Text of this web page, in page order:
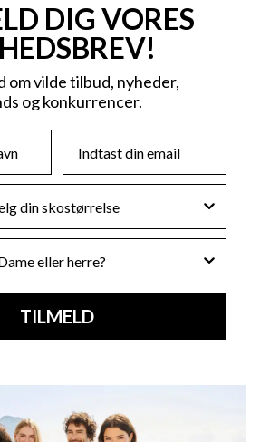
DIG VORES
om vilde tilbud, nyheder,
og konkurrencer.
TILMELD